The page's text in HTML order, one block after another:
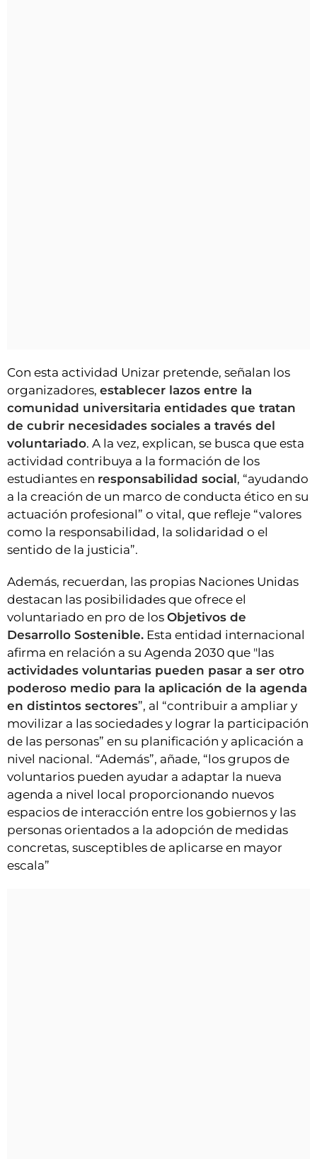
Con esta actividad Unizar pretende, señalan los
organizadores, establecer lazos entre la
comunidad universitaria entidades que tratan
de cubrir necesidades sociales a través del
voluntariado. A la vez, explican, se busca que esta
actividad contribuya a la formación de los
estudiantes en responsabilidad social, “ayudando
a la creación de un marco de conducta ético en su
actuación profesional” o vital, que refleje “valores
como la responsabilidad, la solidaridad o el
sentido de la justicia”.
Además, recuerdan, las propias Naciones Unidas
destacan las posibilidades que ofrece el
voluntariado en pro de los Objetivos de
Desarrollo Sostenible. Esta entidad internacional
afirma en relación a su Agenda 2030 que "las
actividades voluntarias pueden pasar a ser otro
poderoso medio para la aplicación de la agenda
en distintos sectores”, al “contribuir a ampliar y
movilizar a las sociedades y lograr la participación
de las personas” en su planificación y aplicación a
nivel nacional. “Además”, añade, “los grupos de
voluntarios pueden ayudar a adaptar la nueva
agenda a nivel local proporcionando nuevos
espacios de interacción entre los gobiernos y las
personas orientados a la adopción de medidas
concretas, susceptibles de aplicarse en mayor
escala”